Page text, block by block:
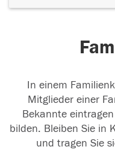
In einem
Mitglieder einer
Bekannte
bilden. Bleiben Sie in
und tragen Sie